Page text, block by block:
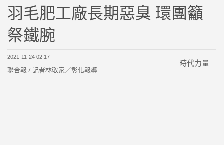
羽毛肥工廠長期惡臭 環團籲
祭鐵腕
2021-11-24 02:17
聯合報 / 記者林敬家／彰化報導
時代力量